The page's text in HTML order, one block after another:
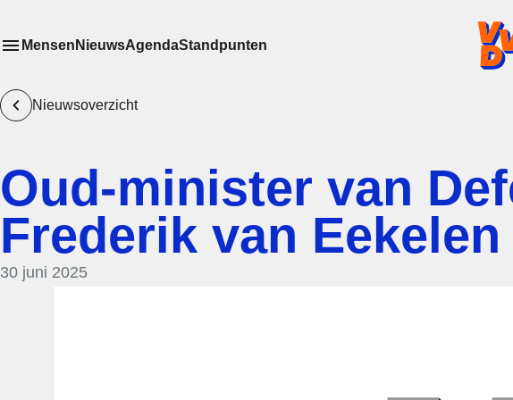
Toon het submenu van
Meer menu items
Mensen NieuwsAgendaStandpunten
Nieuwsoverzicht
Oud-minister van
Frederik van
30 juni 2025